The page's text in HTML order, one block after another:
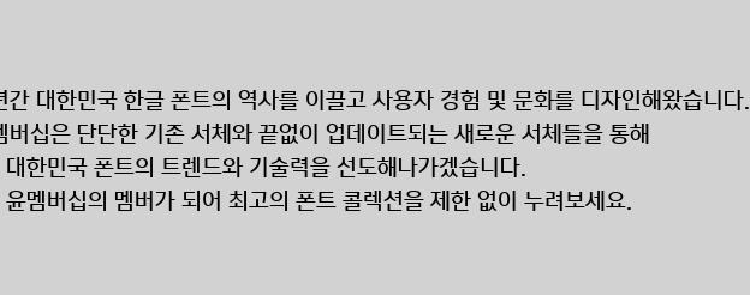
대한민국 한글 폰트의 역사를 이끌고 사용자 경험 및 문화를 디자인해왔습니다.
버십은 단단한 기존 서체와 끝없이 업데이트되는 새로운 서체들을 통해
대한민국 폰트의 트렌드와 기술력을 선도해나가겠습니다.
멤버십의 멤버가 되어 최고의 폰트 콜렉션을 제한 없이 누려보세요.